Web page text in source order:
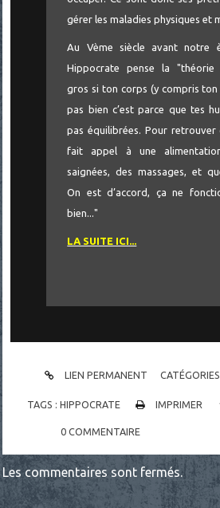
gérer les maladies physiques et
Au Vème siècle avant notre
Hippocrate pense la "théorie
gros si ton corps (y compris ton
pas bien c’est parce que tes
pas équilibrées. Pour retrouver
fait appel à une
saignées, des massages, et
On est d’accord, ça ne
bien..."
LA SUITE ICI...
LIEN PERMANENT
TAGS :HIPPOCRATE IMPRIMER
0 COMMENTAIRE
Les commentaires sont fermés.